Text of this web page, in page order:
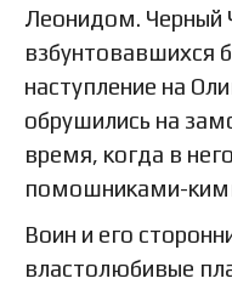
Леонидом. Черный
взбунтовавшихся
наступление на
обрушились на
время, когда в
помошниками-
Воин и его
властолюбивые